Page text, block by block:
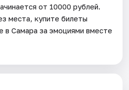
от 10000 рублей.
места, купите билеты
в Самара за эмоциями вместе